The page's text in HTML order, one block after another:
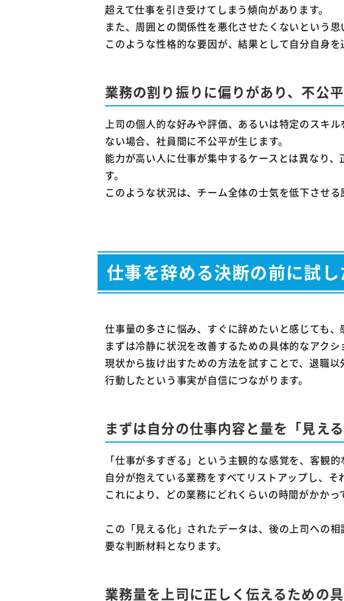
超えて仕事を引き受けてしまう傾向があります。
また、周囲との関係性を悪化させたくないという
このような性格的な要因が、結果として自分自身
業務の割り振りに偏りがあり、不公
上司の個人的な好みや評価、あるいは特定のスキ
ない場合、社員間に不公平が生じます。
能力が高い人に仕事が集中するケースとは異なり
す。
このような状況は、チーム全体の士気を低下させ
仕事を辞める決断の前に試
仕事量の多さに悩み、すぐに辞めたいと感じても
まずは冷静に状況を改善するための具体的なアクシ
現状から抜け出すための方法を試すことで、退職
行動したという事実が自信につながります。
まずは自分の仕事内容と量を「見え
「仕事が多すぎる」という主観的な感覚を、客観
自分が抱えている業務をすべてリストアップし、
これにより、どの業務にどれくらいの時間がかか
この「見える化」されたデータは、後の上司への
要な判断材料となります。
業務量を上司に正しく伝えるための